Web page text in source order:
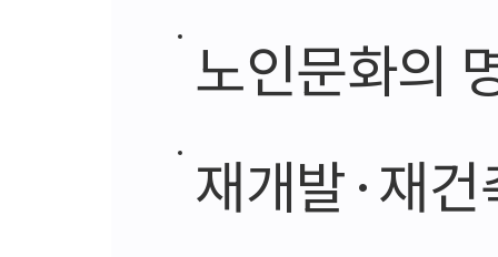
노인문화의
재개발·재